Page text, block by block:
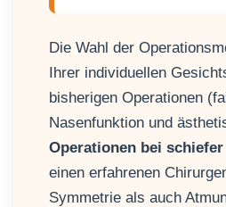
Die Wahl der
Ihrer individuellen
bisherigen Operationen
Nasenfunktion und
Operationen bei schiefer
einen erfahrenen
Symmetrie als auch